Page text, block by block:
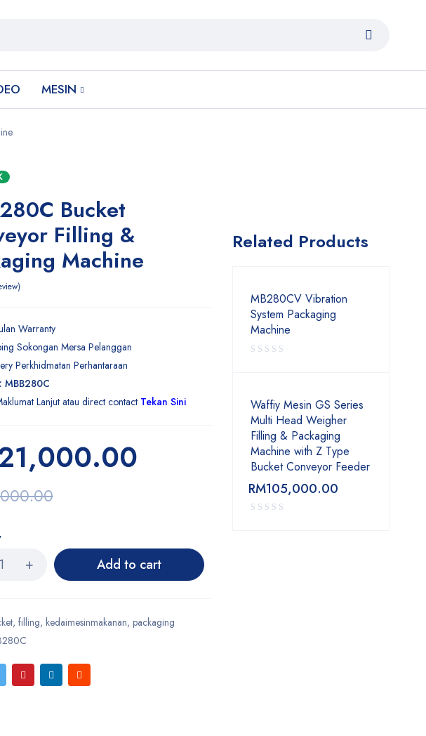
MESIN
Bucket
Filling &
Machine
Warranty
Sokongan Mersa Pelanggan
Perkhidmatan Perhantaraan
MBB280C
Lanjut atau direct contact Tekan Sini
Add to cart
, filling, kedaimesinmakanan, packaging
Related Products
MB280CV Vibration
System Packaging
Machine
Waffiy Mesin GS Series
Multi Head Weigher
Filling & Packaging
Machine with Z Type
Bucket Conveyor Feeder
RM105,000.00